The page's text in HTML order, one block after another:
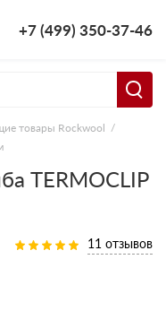
+7 (499) 350-37-46
товары Rockwool
TERMOCLIP
11 отзывов